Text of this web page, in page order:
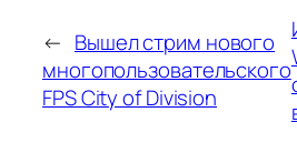
← Вышел стрим нового
многопользовательского
FPS City of Division